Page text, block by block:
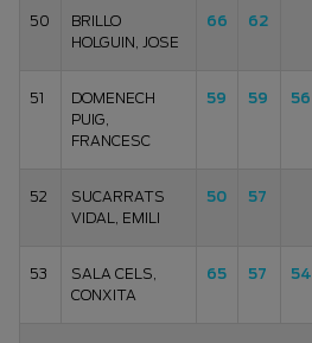
50
BRILLO
HOLGUIN, JOSE
66 62
51
DOMENECH
PUIG,
FRANCESC
59 59 56
52
SUCARRATS
VIDAL, EMILI
50 57
53
SALA CELS,
CONXITA
65 57 54